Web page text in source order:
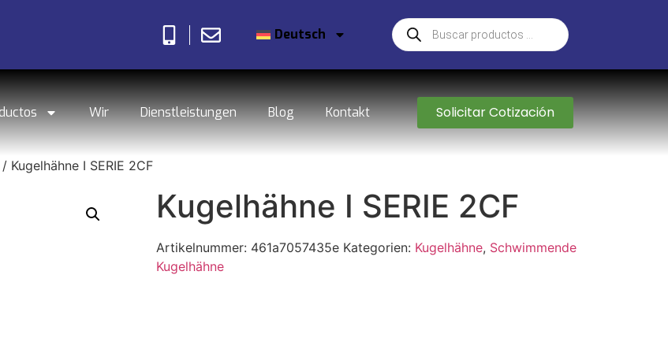
Deutsch
Wir Dienstleistungen Blog Kontakt Solicitar Cotización
/ Kugelhähne I SERIE 2CF
Kugelhähne I SERIE 2CF
Artikelnummer: 461a7057435e Kategorien: Kugelhähne, Schwimmende
Kugelhähne